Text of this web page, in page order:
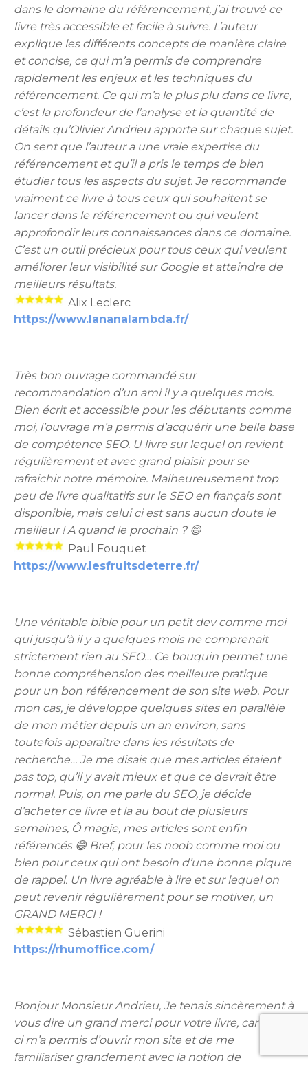
dans le domaine du référencement, j’ai trouvé ce
livre très accessible et facile à suivre. L’auteur
explique les différents concepts de manière claire
et concise, ce qui m’a permis de comprendre
rapidement les enjeux et les techniques du
référencement. Ce qui m’a le plus plu dans ce livre,
c’est la profondeur de l’analyse et la quantité de
détails qu’Olivier Andrieu apporte sur chaque sujet.
On sent que l’auteur a une vraie expertise du
référencement et qu’il a pris le temps de bien
étudier tous les aspects du sujet. Je recommande
vraiment ce livre à tous ceux qui souhaitent se
lancer dans le référencement ou qui veulent
approfondir leurs connaissances dans ce domaine.
C’est un outil précieux pour tous ceux qui veulent
améliorer leur visibilité sur Google et atteindre de
meilleurs résultats.
Alix Leclerc
https://www.lananalambda.fr/
Très bon ouvrage commandé sur
recommandation d’un ami il y a quelques mois.
Bien écrit et accessible pour les débutants comme
moi, l’ouvrage m’a permis d’acquérir une belle base
de compétence SEO. U livre sur lequel on revient
régulièrement et avec grand plaisir pour se
rafraichir notre mémoire. Malheureusement trop
peu de livre qualitatifs sur le SEO en français sont
disponible, mais celui ci est sans aucun doute le
meilleur ! A quand le prochain ? 😄
Paul Fouquet
https://www.lesfruitsdeterre.fr/
Une véritable bible pour un petit dev comme moi
qui jusqu’à il y a quelques mois ne comprenait
strictement rien au SEO… Ce bouquin permet une
bonne compréhension des meilleure pratique
pour un bon référencement de son site web. Pour
mon cas, je développe quelques sites en parallèle
de mon métier depuis un an environ, sans
toutefois apparaitre dans les résultats de
recherche… Je me disais que mes articles étaient
pas top, qu’il y avait mieux et que ce devrait être
normal. Puis, on me parle du SEO, je décide
d’acheter ce livre et la au bout de plusieurs
semaines, Ô magie, mes articles sont enfin
référencés 😄 Bref, pour les noob comme moi ou
bien pour ceux qui ont besoin d’une bonne piqure
de rappel. Un livre agréable à lire et sur lequel on
peut revenir régulièrement pour se motiver, un
GRAND MERCI !
Sébastien Guerini
https://rhumoffice.com/
Bonjour Monsieur Andrieu, Je tenais sincèrement à
vous dire un grand merci pour votre livre, car celui-
ci m’a permis d’ouvrir mon site et de me
familiariser grandement avec la notion de